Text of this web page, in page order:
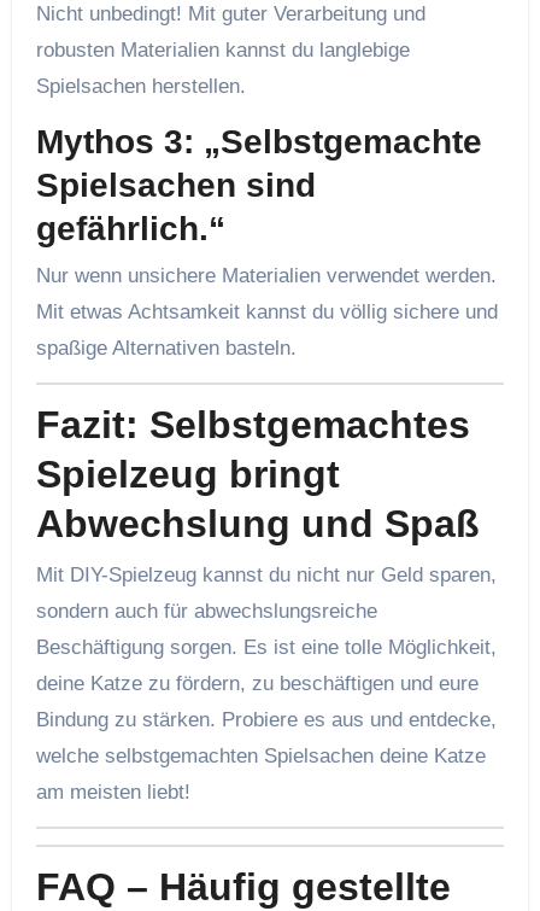
Nicht unbedingt! Mit guter Verarbeitung und
robusten Materialien kannst du langlebige
Spielsachen herstellen.
Mythos 3: „Selbstgemachte
Spielsachen sind
gefährlich.“
Nur wenn unsichere Materialien verwendet werden.
Mit etwas Achtsamkeit kannst du völlig sichere und
spaßige Alternativen basteln.
Fazit: Selbstgemachtes
Spielzeug bringt
Abwechslung und Spaß
Mit DIY-Spielzeug kannst du nicht nur Geld sparen,
sondern auch für abwechslungsreiche
Beschäftigung sorgen. Es ist eine tolle Möglichkeit,
deine Katze zu fördern, zu beschäftigen und eure
Bindung zu stärken. Probiere es aus und entdecke,
welche selbstgemachten Spielsachen deine Katze
am meisten liebt!
FAQ – Häufig gestellte